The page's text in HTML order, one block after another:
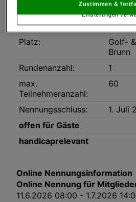
HCP-Limit:
54
Platz:
Golf-
Brunn
Rundenanzahl:
1
max.
Teilnehmeranzahl:
60
Nennungsschluss:
1. Juli
offen für Gäste
handicaprelevant
Online Nennungsinformation
Online Nennung für
11.6.2026 08:00 - 1.7.2026
angemessenes Datenschutzniveau
das Risiko, dass Ihre Daten dem Zugriff durch
Überwachungszwecken unterliegen und
Rechtsbehelfe zur Verfügung stehen.
Mit Klick auf „Zustimmen & fortfahren“
In den Einstellungen können Sie jederzeit Ihre
Interessen einlegen. Klicken Sie dazu auf
jeder Seite unten im Footer befinden.
Link zur Datenschutzrichtlinie
Impressum
Verwendung genauer Standortdaten.
aktiv abfragen. Speichern von oder Zugriff auf
Endgerät. Personalisierte Werbung und Inhalte,
und der Performance von Inhalten,
und Verbesserung von Angeboten.
Einstellungen
Zustimmen &